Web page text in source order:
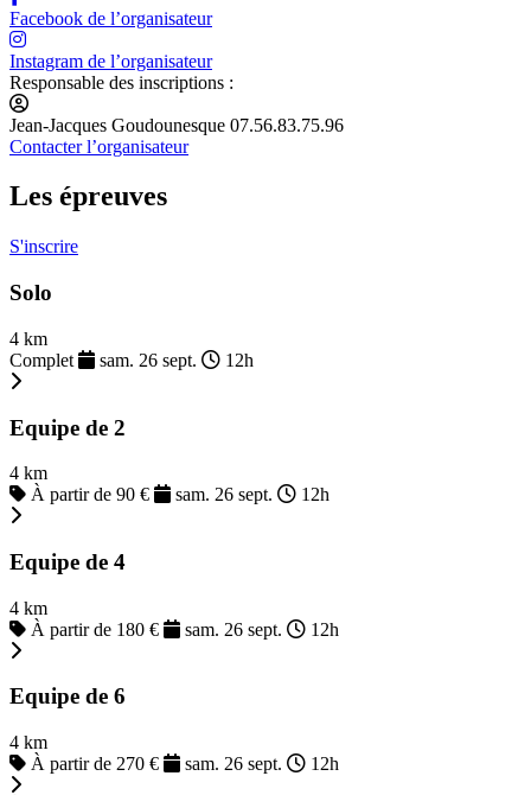
Facebook de l’organisateur
Instagram de l’organisateur
Responsable des inscriptions :
Jean-Jacques Goudounesque 07.56.83.75.96
Contacter l’organisateur
Les épreuves
S'inscrire
Solo
4 km
Complet
sam. 26 sept. 12h
Equipe de 2
4 km
À partir de 90 €
sam. 26 sept. 12h
Equipe de 4
4 km
À partir de 180 €
sam. 26 sept. 12h
Equipe de 6
4 km
À partir de 270 €
sam. 26 sept. 12h